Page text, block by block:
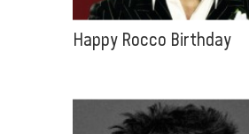
Happy Rocco Birthday